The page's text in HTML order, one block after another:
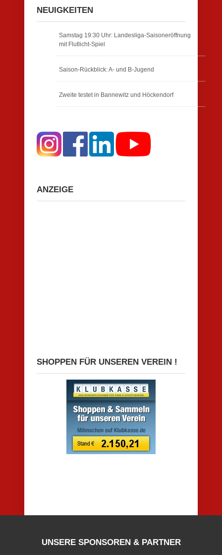
NEUIGKEITEN
Samstag 19:30 Uhr: Landesliga-Saisoneröffnung
mit Flutlicht-Spiel
Saison-Rückblick: A- und B-Jugend
Zweite testet in Bannewitz und Höckendorf
ANZEIGE
SHOPPEN FÜR UNSEREN VEREIN !
UNSERE SPONSOREN & PARTNER